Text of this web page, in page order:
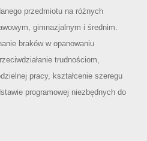
przedmiotu na różnych
gimnazjalnym i średnim.
braków w opanowaniu
trudnościom,
pracy, kształcenie szeregu
programowej niezbędnych do